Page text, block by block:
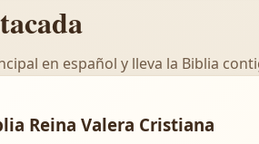
en español y lleva la Biblia
Reina Valera Cristiana